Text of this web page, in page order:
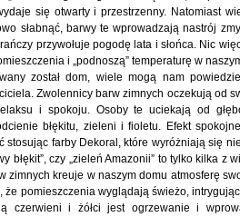
się otwarty i przestrzenny. Natomiast
słabnąć, barwy te wprowadzają nastrój
przywołuje pogodę lata i słońca. Nic
i „podnoszą” temperaturę w
został dom, wiele mogą nam
Zwolennicy barw zimnych oczekują od
i spokoju. Osoby te uciekają od
błękitu, zieleni i fioletu. Efekt
stosując farby Dekoral, które wyróżniają się
błękit”, czy „zieleń Amazonii” to tylko kilka z
zimnych kreuje w naszym domu atmosferę
że pomieszczenia wyglądają świeżo,
czerwieni i żółci jest ogrzewanie i